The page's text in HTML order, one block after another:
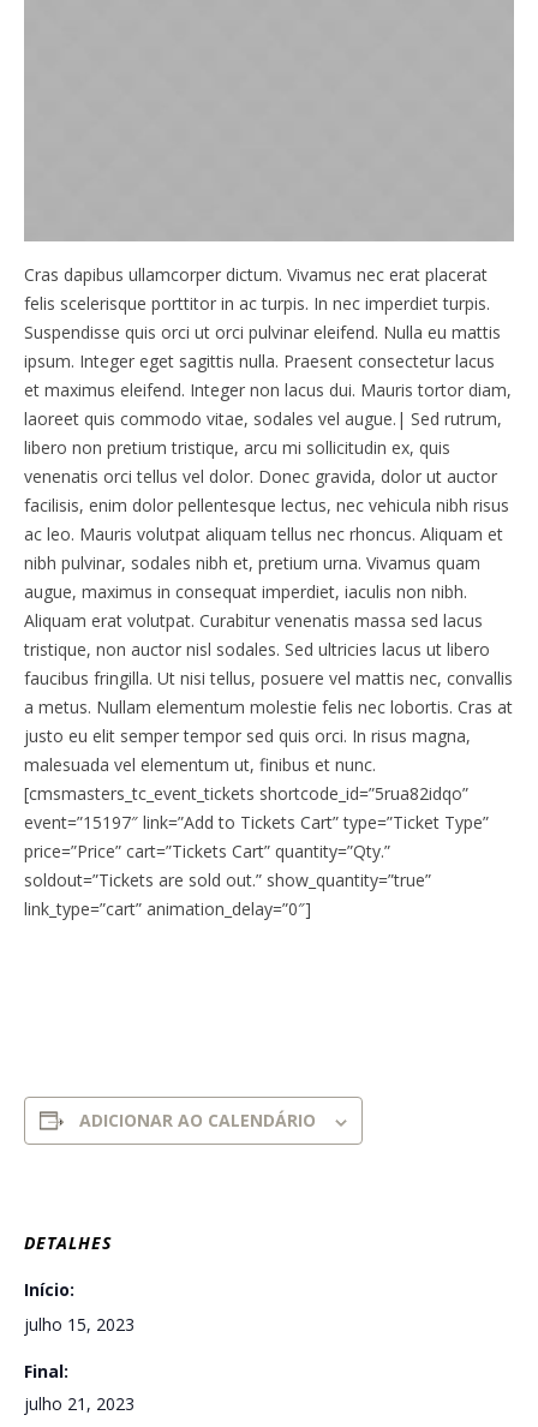
Cras dapibus ullamcorper dictum. Vivamus nec erat placerat
felis scelerisque porttitor in ac turpis. In nec imperdiet turpis.
Suspendisse quis orci ut orci pulvinar eleifend. Nulla eu mattis
ipsum. Integer eget sagittis nulla. Praesent consectetur lacus
et maximus eleifend. Integer non lacus dui. Mauris tortor diam,
laoreet quis commodo vitae, sodales vel augue.| Sed rutrum,
libero non pretium tristique, arcu mi sollicitudin ex, quis
venenatis orci tellus vel dolor. Donec gravida, dolor ut auctor
facilisis, enim dolor pellentesque lectus, nec vehicula nibh risus
ac leo. Mauris volutpat aliquam tellus nec rhoncus. Aliquam et
nibh pulvinar, sodales nibh et, pretium urna. Vivamus quam
augue, maximus in consequat imperdiet, iaculis non nibh.
Aliquam erat volutpat. Curabitur venenatis massa sed lacus
tristique, non auctor nisl sodales. Sed ultricies lacus ut libero
faucibus fringilla. Ut nisi tellus, posuere vel mattis nec, convallis
a metus. Nullam elementum molestie felis nec lobortis. Cras at
justo eu elit semper tempor sed quis orci. In risus magna,
malesuada vel elementum ut, finibus et nunc.
[cmsmasters_tc_event_tickets shortcode_id=”5rua82idqo”
event=”15197″ link=”Add to Tickets Cart” type=”Ticket Type”
price=”Price” cart=”Tickets Cart” quantity=”Qty.”
soldout=”Tickets are sold out.” show_quantity=”true”
link_type=”cart” animation_delay=”0″]
ADICIONAR AO CALENDÁRIO
DETALHES
Início:
julho 15, 2023
Final:
julho 21, 2023